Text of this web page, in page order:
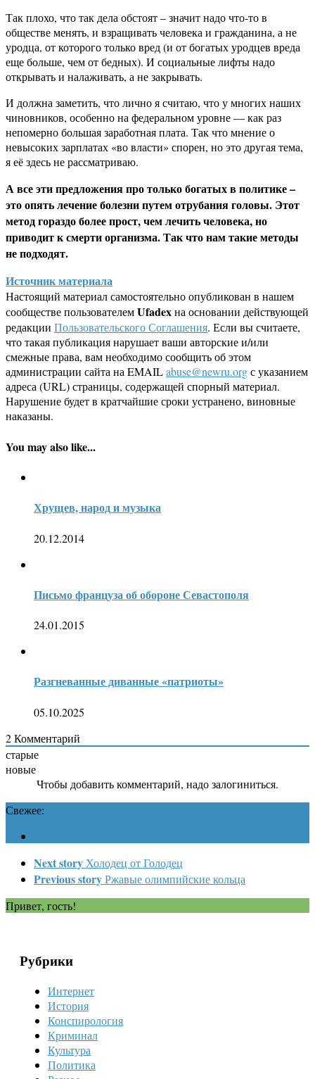
Так плохо, что так дела обстоят – значит надо что-то в
обществе менять, и взращивать человека и гражданина, а не
уродца, от которого только вред (и от богатых уродцев вреда
еще больше, чем от бедных). И социальные лифты надо
открывать и налаживать, а не закрывать.
И должна заметить, что лично я считаю, что у многих наших
чиновников, особенно на федеральном уровне — как раз
непомерно большая заработная плата. Так что мнение о
невысоких зарплатах «во власти» спорен, но это другая тема,
я её здесь не рассматриваю.
А все эти предложения про только богатых в политике –
это опять лечение болезни путем отрубания головы. Этот
метод гораздо более прост, чем лечить человека, но
приводит к смерти организма. Так что нам такие методы
не подходят.
Источник материала
Настоящий материал самостоятельно опубликован в нашем
сообществе пользователемUfadexна основании действующей
редакции Пользовательского Соглашения. Если вы считаете,
что такая публикация нарушает ваши авторские и/или
смежные права, вам необходимо сообщить об этом
администрации сайта на EMAILabuse@newru.orgс указанием
адреса (URL) страницы, содержащей спорный материал.
Нарушение будет в кратчайшие сроки устранено, виновные
наказаны.
You may also like...
Хрущев, народ и музыка
20.12.2014
Письмо француза об обороне Севастополя
24.01.2015
Разгневанные диванные «патриоты»
05.10.2025
2Комментарий
старые
новые
Чтобы добавить комментарий, надо залогиниться.
Свежее:
Next story Холодец от Голодец
Previous storyРжавые олимпийские кольца
Привет, гость!
Рубрики
Интернет
История
Конспирология
Криминал
Культура
Политика